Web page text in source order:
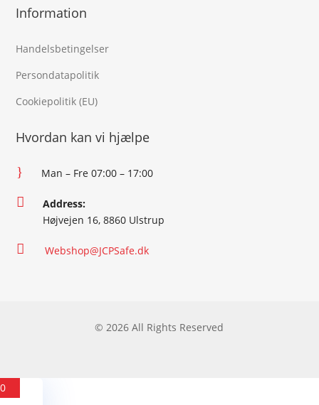
Information
Handelsbetingelser
Persondatapolitik
Cookiepolitik (EU)
Hvordan kan vi hjælpe
} Man – Fre 07:00 – 17:00

Address:
Højvejen 16, 8860 Ulstrup
 Webshop@JCPSafe.dk
© 2026 All Rights Reserved
0